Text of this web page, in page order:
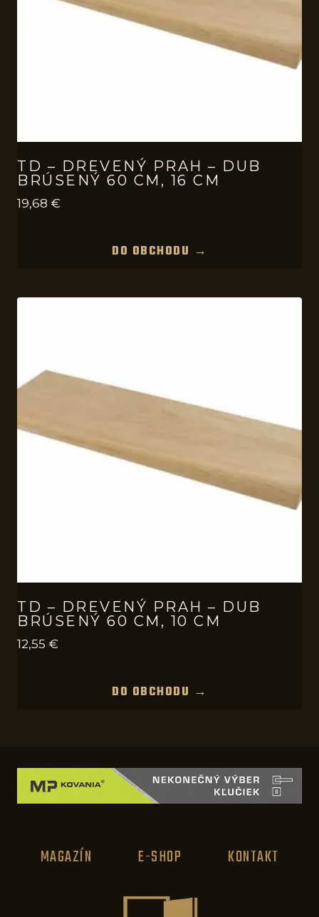
TD – DREVENÝ PRAH – DUB
BRÚSENÝ 60 CM, 16 CM
19,68 €
DO OBCHODU →
TD – DREVENÝ PRAH – DUB
BRÚSENÝ 60 CM, 10 CM
12,55 €
DO OBCHODU →
MAGAZÍN E-SHOP KONTAKT